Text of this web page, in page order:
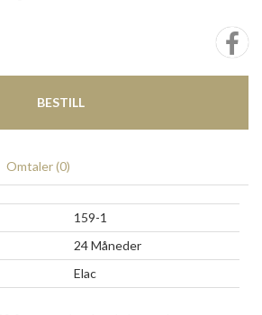
BESTILL
Omtaler (0)
159-1
24 Måneder
Elac